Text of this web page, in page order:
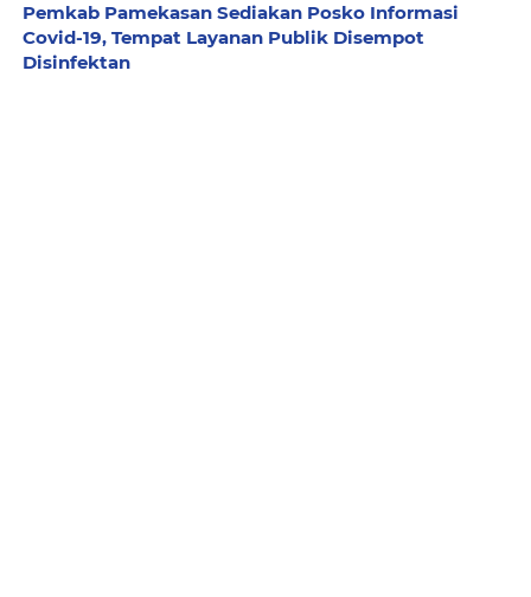
Pemkab Pamekasan Sediakan Posko Informasi
Covid-19, Tempat Layanan Publik Disempot
Disinfektan